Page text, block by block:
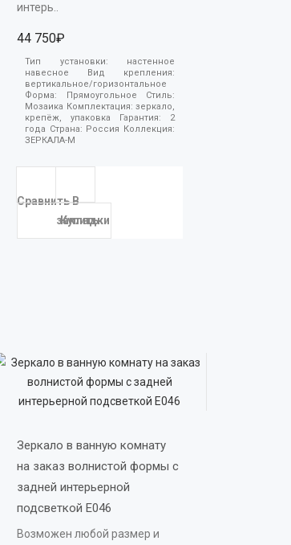
интерь..
44 750₽
Тип установки: настенное
навесное Вид крепления:
вертикальное/горизонтальное
Форма:
Прямоугольное Стиль:
Мозаика Комплектация: зеркало,
крепёж, упаковка Гарантия: 2
года Страна: Россия Коллекция:
ЗЕРКАЛА-М
СравнитьВ
закладки
Купить
Зеркало в ванную комнату
на заказ волнистой формы с
задней интерьерной
подсветкой E046
Возможен любой размер и